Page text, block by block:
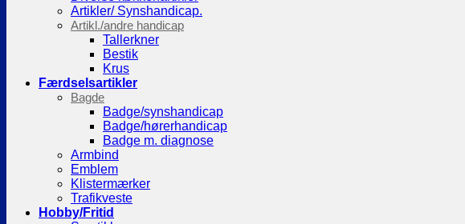
Artikler/ Synshandicap.
Artikl./andre handicap
Tallerkner
Bestik
Krus
Færdselsartikler
Bagde
Badge/synshandicap
Badge/hørerhandicap
Badge m. diagnose
Armbind
Emblem
Klistermærker
Trafikveste
Hobby/Fritid